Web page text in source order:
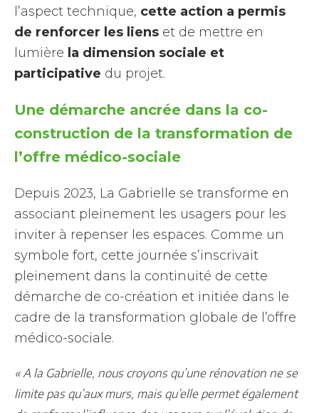
l’aspect technique, cette action a permis
de renforcer les liens et de mettre en
lumière la dimension sociale et
participative du projet.
Une démarche ancrée dans la co-
construction de la transformation de
l’offre médico-sociale
Depuis 2023, La Gabrielle se transforme en
associant pleinement les usagers pour les
inviter à repenser les espaces. Comme un
symbole fort, cette journée s’inscrivait
pleinement dans la continuité de cette
démarche de co-création et initiée dans le
cadre de la transformation globale de l’offre
médico-sociale.
« A la Gabrielle, nous croyons qu’une rénovation ne se
limite pas qu’aux murs, mais qu’elle permet également